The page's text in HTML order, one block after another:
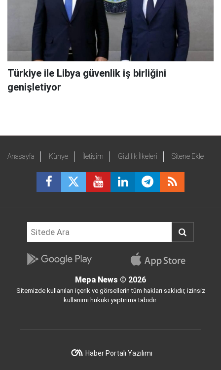
Türkiye ile Libya güvenlik iş birliğini
genişletiyor
Anasayfa Künye İletişim Gizlilik İlkeleri Sitene Ekle
Mepa News © 2026
Sitemizde kullanılan içerik ve görsellerin tüm hakları saklıdır, izinsiz
kullanımı hukuki yaptırıma tabidir.
Haber Portalı Yazılımı